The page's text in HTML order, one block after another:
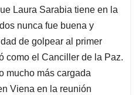
Laura Sarabia tiene en la
nunca fue buena y
de golpear al primer
como el Canciller de la Paz.
mucho más cargada
Viena en la reunión